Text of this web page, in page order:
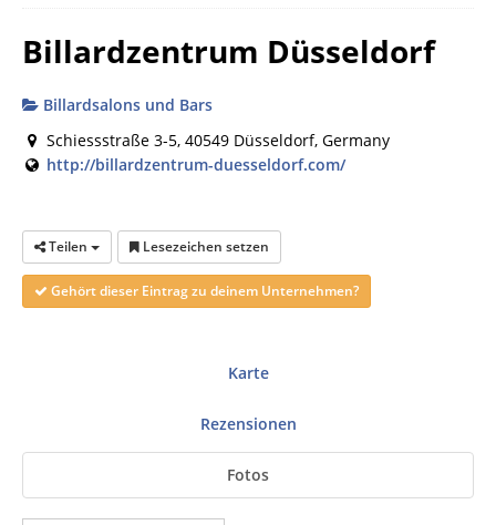
Billardzentrum Düsseldorf
Billardsalons und Bars
Schiessstraße 3-5, 40549 Düsseldorf, Germany
http://billardzentrum-duesseldorf.com/
Teilen Lesezeichen setzen
Gehört dieser Eintrag zu deinem Unternehmen?
Karte
Rezensionen
Fotos